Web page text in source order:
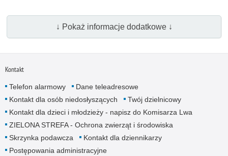
↓ Pokaż informacje dodatkowe ↓
Kontakt
Telefon alarmowy
Dane teleadresowe
Kontakt dla osób niedosłyszących
Twój dzielnicowy
Kontakt dla dzieci i młodzieży - napisz do Komisarza Lwa
ZIELONA STREFA - Ochrona zwierząt i środowiska
Skrzynka podawcza
Kontakt dla dziennikarzy
Postępowania administracyjne